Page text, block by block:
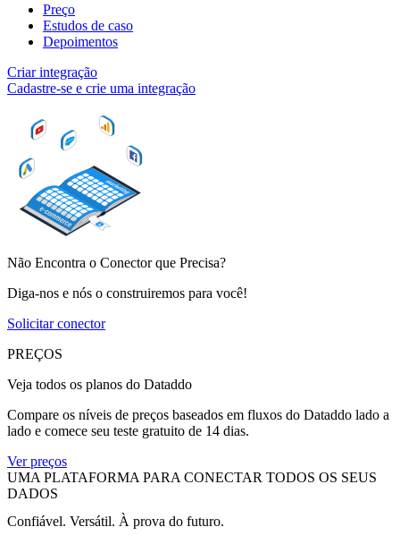
Preço
Estudos de caso
Depoimentos
Criar integração
Cadastre-se e crie uma integração
Não Encontra o Conector que Precisa?
Diga-nos e nós o construiremos para você!
Solicitar conector
PREÇOS
Veja todos os planos do Dataddo
Compare os níveis de preços baseados em fluxos do Dataddo lado a
lado e comece seu teste gratuito de 14 dias.
Ver preços
UMA PLATAFORMA PARA CONECTAR TODOS OS SEUS
DADOS
Confiável. Versátil. À prova do futuro.